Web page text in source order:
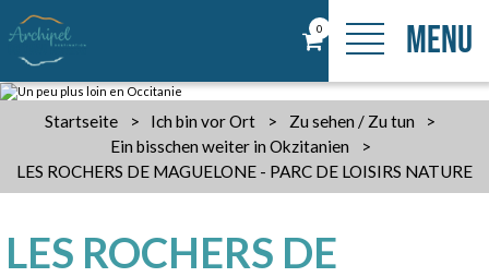
0 MENU
Startseite > Ich bin vor Ort > Zu sehen / Zu tun
>
Ein bisschen weiter in Okzitanien
>
LES ROCHERS DE MAGUELONE - PARC DE LOISIRS NATURE
LES ROCHERS DE